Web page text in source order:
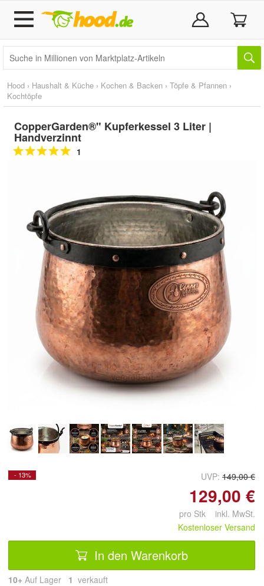
Hood › Haushalt & Küche › Kochen & Backen › Töpfe & Pfannen ›
Kochtöpfe
CopperGarden®" Kupferkessel 3 Liter |
Handverzinnt
1
Doppelt antippen zum
vergrößern
- 13% UVP: 149,00 €
129,00 €
pro Stk inkl. MwSt.
Kostenloser Versand
In den Warenkorb
10+ Auf Lager 1 verkauft